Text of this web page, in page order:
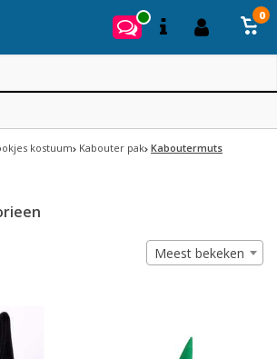
0
kostuum Kabouter pak Kaboutermuts
Meest bekeken